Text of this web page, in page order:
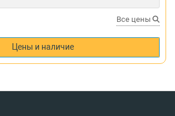
Все цены
Цены и наличие